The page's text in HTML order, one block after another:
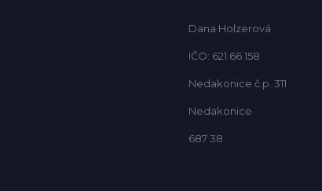
Dana Holzerová
IČO: 621 66 158
Nedakonice č.p. 311
Nedakonice
687 38